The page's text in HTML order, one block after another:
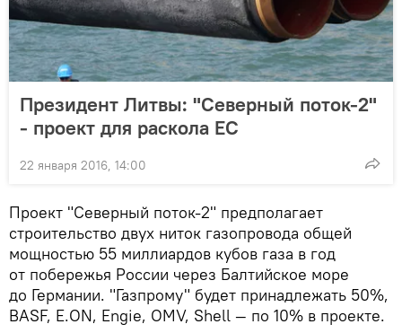
Президент Литвы: "Северный поток-2"
- проект для раскола ЕС
22 января 2016, 14:00
Проект "Северный поток-2" предполагает
строительство двух ниток газопровода общей
мощностью 55 миллиардов кубов газа в год
от побережья России через Балтийское море
до Германии. "Газпрому" будет принадлежать 50%,
BASF, E.ON, Engie, OMV, Shell — по 10% в проекте.